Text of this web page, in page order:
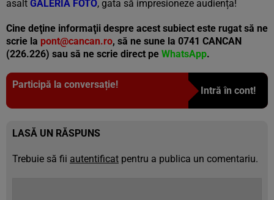
asalt GALERIA FOTO, gata să impresioneze audiența!
Cine deţine informaţii despre acest subiect este rugat să ne
scrie la pont@cancan.ro, să ne sune la 0741 CANCAN
(226.226) sau să ne scrie direct pe WhatsApp.
Participă la conversație!
Intră în cont!
LASĂ UN RĂSPUNS
Trebuie să fii autentificat pentru a publica un comentariu.